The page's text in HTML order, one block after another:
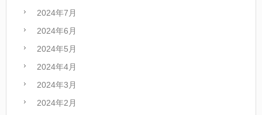
2024年7月
2024年6月
2024年5月
2024年4月
2024年3月
2024年2月